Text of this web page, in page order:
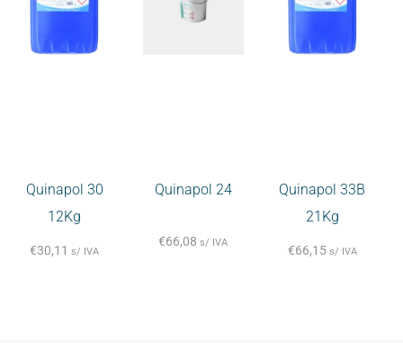
Quinapol 30
12Kg
€30,11 s/ IVA
Quinapol 24
€66,08 s/ IVA
Quinapol 33B
21Kg
€66,15 s/ IVA